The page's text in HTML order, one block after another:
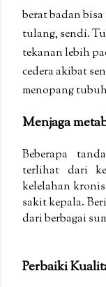
berat badan bisa
tulang, sendi.
tekanan lebih
cedera akibat
menopang
Menjaga
Beberapa
terlihat dari
kelelahan
sakit kepala.
dari berbagai
Perbaiki